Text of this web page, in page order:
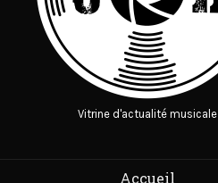
Vitrine d'actualité musicale
Accueil